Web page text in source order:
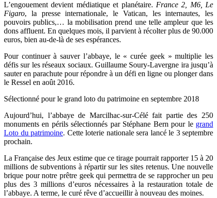
L’engouement devient médiatique et planétaire. France 2, M6, Le
Figaro, la presse internationale, le Vatican, les internautes, les
pouvoirs publics,… la mobilisation prend une telle ampleur que les
dons affluent. En quelques mois, il parvient à récolter plus de 90.000
euros, bien au-de-là de ses espérances.
Pour continuer à sauver l’abbaye, le « curée geek » multiplie les
défis sur les réseaux sociaux. Guillaume Soury-Lavergne ira jusqu’à
sauter en parachute pour répondre à un défi en ligne ou plonger dans
le Ressel en août 2016.
Sélectionné pour le grand loto du patrimoine en septembre 2018
Aujourd’hui, l’abbaye de Marcilhac-sur-Célé fait partie des 250
monuments en périls sélectionnés par Stéphane Bern pour le grand
Loto du patrimoine. Cette loterie nationale sera lancé le 3 septembre
prochain.
La Française des Jeux estime que ce tirage pourrait rapporter 15 à 20
millions de subventions à répartir sur les sites retenus. Une nouvelle
brique pour notre prêtre geek qui permettra de se rapprocher un peu
plus des 3 millions d’euros nécessaires à la restauration totale de
l’abbaye. A terme, le curé rêve d’accueillir à nouveau des moines.